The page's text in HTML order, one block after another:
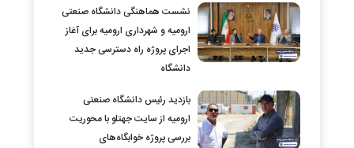
نشست هماهنگی دانشگاه صنعتی
ارومیه و شهرداری ارومیه برای آغاز
اجرای پروژه راه دسترسی جدید
دانشگاه
بازدید رئیس دانشگاه صنعتی
ارومیه از سایت جهتلو با محوریت
بررسی پروژه خوابگاه‌های